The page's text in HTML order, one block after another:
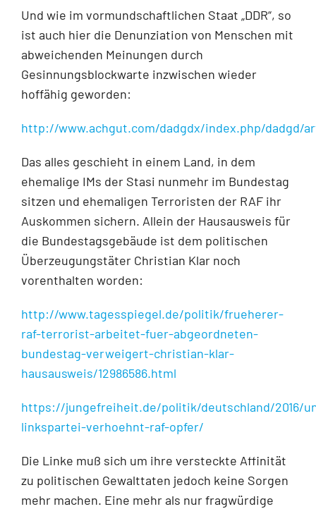
Und wie im vormundschaftlichen Staat „DDR“, so
ist auch hier die Denunziation von Menschen mit
abweichenden Meinungen durch
Gesinnungsblockwarte inzwischen wieder
hoffähig geworden:
http://www.achgut.com/dadgdx/index.php/dadgd/
Das alles geschieht in einem Land, in dem
ehemalige IMs der Stasi nunmehr im Bundestag
sitzen und ehemaligen Terroristen der RAF ihr
Auskommen sichern. Allein der Hausausweis für
die Bundestagsgebäude ist dem politischen
Überzeugungstäter Christian Klar noch
vorenthalten worden:
http://www.tagesspiegel.de/politik/frueherer-
raf-terrorist-arbeitet-fuer-abgeordneten-
bundestag-verweigert-christian-klar-
hausausweis/12986586.html
https://jungefreiheit.de/politik/deutschland/2016/
linkspartei-verhoehnt-raf-opfer/
Die Linke muß sich um ihre versteckte Affinität
zu politischen Gewalttaten jedoch keine Sorgen
mehr machen. Eine mehr als nur fragwürdige